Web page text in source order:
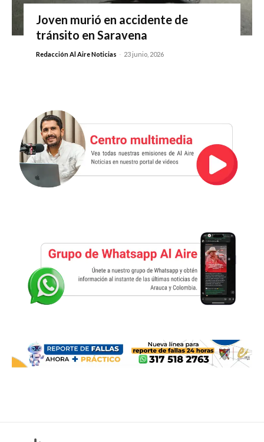
Joven murió en accidente de
tránsito en Saravena
Redacción Al Aire Noticias - 23 junio, 2026